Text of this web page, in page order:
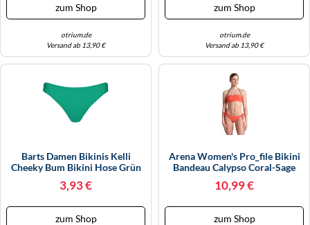
zum Shop
otrium.de
Versand ab 13,90 €
zum Shop
otrium.de
Versand ab 13,90 €
Barts Damen Bikinis Kelli
Cheeky Bum Bikini Hose Grün
3,93 €
zum Shop
Arena Women's Pro_file Bikini
Bandeau Calypso Coral-Sage
Damen | Orange
10,99 €
zum Shop